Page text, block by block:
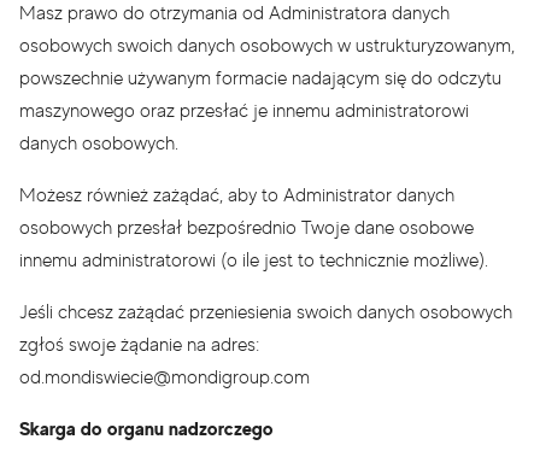
Masz prawo do otrzymania od Administratora danych
osobowych swoich danych osobowych w ustrukturyzowanym,
powszechnie używanym formacie nadającym się do odczytu
maszynowego oraz przesłać je innemu administratorowi
danych osobowych.
Możesz również zażądać, aby to Administrator danych
osobowych przesłał bezpośrednio Twoje dane osobowe
innemu administratorowi (o ile jest to technicznie możliwe).
Jeśli chcesz zażądać przeniesienia swoich danych osobowych
zgłoś swoje żądanie na adres:
od.mondiswiecie@mondigroup.com
Skarga do organu nadzorczego